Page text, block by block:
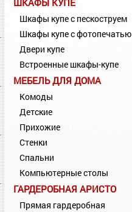
ШКАФЫ КУПЕ
Шкафы купе с пескоструем
Шкафы купе с фотопечатью
Двери купе
Встроенные шкафы-купе
МЕБЕЛЬ ДЛЯ ДОМА
Комоды
Детские
Прихожие
Стенки
Спальни
Компьютерные столы
ГАРДЕРОБНАЯ АРИСТО
Прямая гардеробная